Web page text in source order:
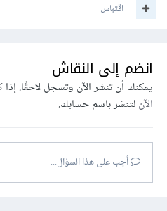
اقتباس
انضم إلى النقاش
يمكنك أن تنشر الآن وتسجل لاحقًا.
الآنلتنشر باسم حسابك.
أجب على هذا السؤال...